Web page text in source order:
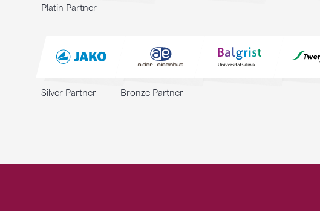
Platin Partner
Silver Partner Bronze Partner